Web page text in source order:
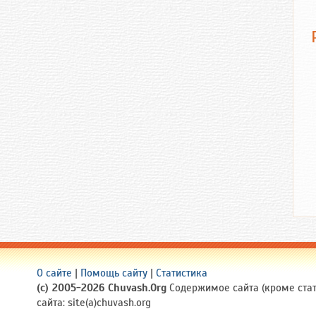
О сайте Помощь сайту
Статистика
(c) 2005-2026 Chuvash.Org Содержимое сайта (кроме
сайта: site(a)chuvash.org